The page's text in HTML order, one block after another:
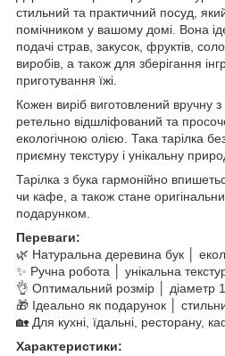
стильний та практичний посуд,
помічником у вашому домі. Вона
подачі страв, закусок, фруктів,
виробів, а також для зберігання
приготування їжі.
Кожен виріб виготовлений вручну з
ретельно відшліфований та
екологічною олією. Така тарілка
приємну текстуру і унікальну
Тарілка з бука гармонійно
чи кафе, а також стане
подарунком.
Переваги:
🌿 Натуральна деревина бук │
✨ Ручна робота │ унікальна
👌 Оптимальний розмір │ діаметр
🎁 Ідеально як подарунок │
🏡 Для кухні, їдальні, ресторану,
Характеристики: